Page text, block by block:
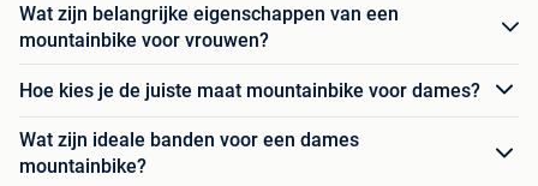
Wat zijn belangrijke eigenschappen van een
mountainbike voor vrouwen?
Hoe kies je de juiste maat mountainbike voor dames?
Wat zijn ideale banden voor een dames
mountainbike?